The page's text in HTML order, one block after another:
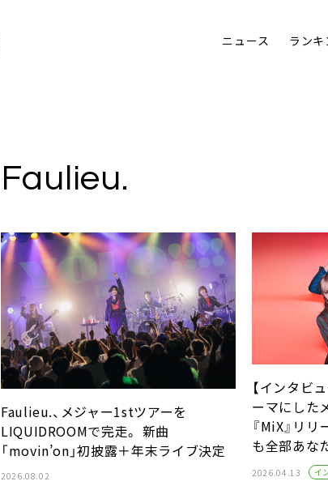
ニュース ランキ
Faulieu.
Faulieu.、メジャー1stツアーを
LIQUIDROOMで完走。 新曲
「movin’on」初披露＋年末ライブ決定
2026.08.02
【インタビ
ーマにした
『MiX』リ
も全部あな
2026.04.13 イ